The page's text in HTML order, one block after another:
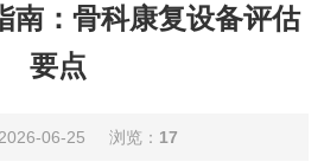
南：骨科康复设备评估
要点
06-25 浏览： 17